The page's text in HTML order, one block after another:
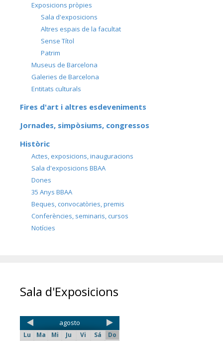
Exposicions pròpies
Sala d'exposicions
Altres espais de la facultat
Sense Títol
Patrim
Museus de Barcelona
Galeries de Barcelona
Entitats culturals
Fires d'art i altres esdeveniments
Jornades, simpòsiums, congressos
Històric
Actes, exposicions, inauguracions
Sala d'exposicions BBAA
Dones
35 Anys BBAA
Beques, convocatòries, premis
Conferències, seminaris, cursos
Notícies
Sala d'Exposicions
agosto
Lu Ma Mi Ju Vi Sá
Do